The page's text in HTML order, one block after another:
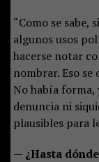
“Como se sabe,
algunos usos
hacerse notar
nombrar. Eso
No había forma,
denuncia ni
plausibles para
— ¿Hasta